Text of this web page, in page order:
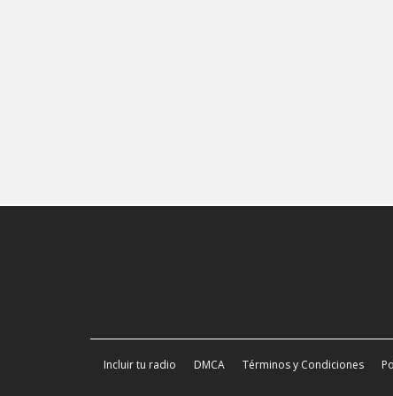
Incluir tu radio DMCA Términos y Condiciones